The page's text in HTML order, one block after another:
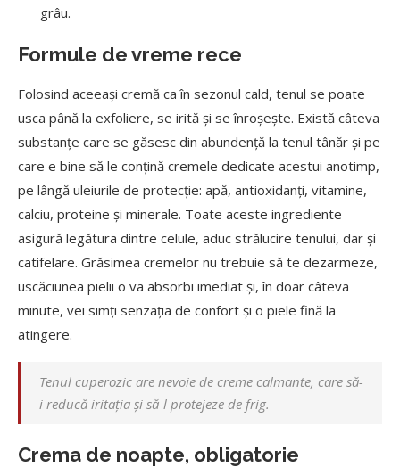
grâu.
Formule de vreme rece
Folosind aceeași cremă ca în sezonul cald, tenul se poate
usca până la exfoliere, se irită și se înroșește. Există câteva
substanțe care se găsesc din abundență la tenul tânăr și pe
care e bine să le conțină cremele dedicate acestui anotimp,
pe lângă uleiurile de protecție: apă, antioxidanți, vitamine,
calciu, proteine și minerale. Toate aceste ingrediente
asigură legătura dintre celule, aduc strălucire tenului, dar și
catifelare. Grăsimea cremelor nu trebuie să te dezarmeze,
uscăciunea pielii o va absorbi imediat și, în doar câteva
minute, vei simți senzația de confort și o piele fină la
atingere.
Tenul cuperozic are nevoie de creme calmante, care să-
i reducă iritația și să-l protejeze de frig.
Crema de noapte, obligatorie